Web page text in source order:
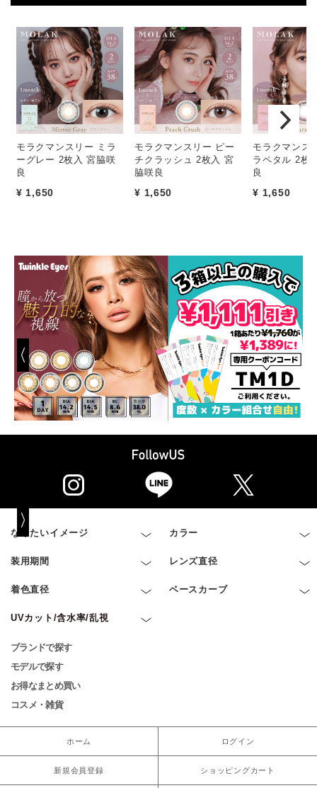
モラクマンスリー ミラ
ーグレー 2枚入 宮脇咲
良
¥ 1,650
モラクマンスリー ピー
チクラッシュ 2枚入 宮
脇咲良
¥ 1,650
モラクマンス
ラペタル 2枚
良
¥ 1,650
なりたいイメージ カラー
装用期間 レンズ直径
着色直径 ベースカーブ
UVカット/含水率/乱視
ブランドで探す
モデルで探す
お得なまとめ買い
コスメ・雑貨
ホーム ログイン
新規会員登録 ショッピングカート